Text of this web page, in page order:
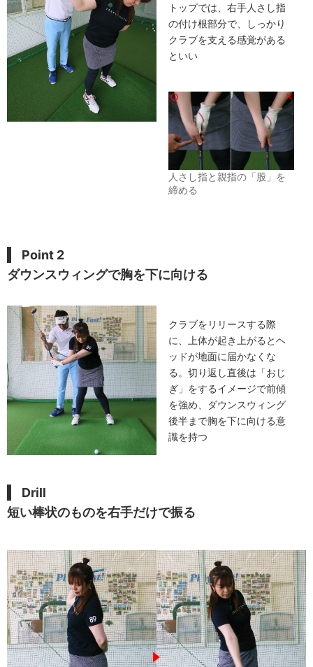
トップでは、右手人さし指
の付け根部分で、しっかり
クラブを支える感覚がある
といい
人さし指と親指の「股」を
締める
Point 2
ダウンスウィングで胸を下に向ける
クラブをリリースする際
に、上体が起き上がるとヘ
ッドが地面に届かなくな
る。切り返し直後は「おじ
ぎ」をするイメージで前傾
を強め、ダウンスウィング
後半まで胸を下に向ける意
識を持つ
Drill
短い棒状のものを右手だけで振る